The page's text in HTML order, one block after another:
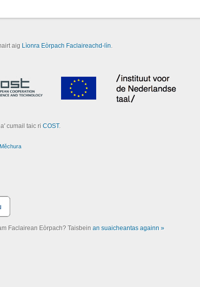
aig Lìonra Eòrpach Faclaireachd-lìn.
a' cumail taic ri COST.
Faclairean Eòrpach? Taisbein an suaicheantas againn »